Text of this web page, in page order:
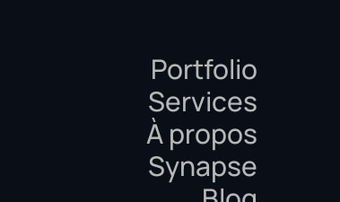
Portfolio
Services
À propos
Synapse